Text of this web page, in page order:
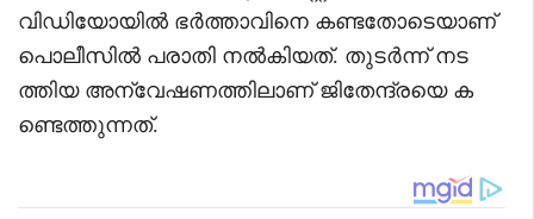
വിഡിയോയിൽ ഭർത്താവിനെ കണ്ടതോടെയാണ്
പൊലീസിൽ പരാതി നൽകിയത്. തുടർന്ന് നട
ത്തിയ അന്വേഷണത്തിലാണ് ജിതേന്ദ്രയെ ക
ണ്ടെത്തുന്നത്.